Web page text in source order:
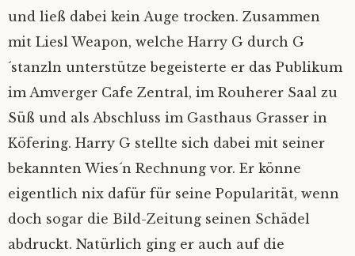
Kontakt
Satzung
Mitgliedsantrag
Mitgliederverwaltung
Nextcloud
Ferienprogramm
2025
Alle Jahre
und ließ dabei kein Auge trocken. Zusammen
mit Liesl Weapon, welche Harry G durch G
´stanzln unterstütze begeisterte er das Publikum
im Amverger Cafe Zentral, im Rouherer Saal zu
Süß und als Abschluss im Gasthaus Grasser in
Köfering. Harry G stellte sich dabei mit seiner
bekannten Wies´n Rechnung vor. Er könne
eigentlich nix dafür für seine Popularität, wenn
doch sogar die Bild-Zeitung seinen Schädel
abdruckt. Natürlich ging er auch auf die